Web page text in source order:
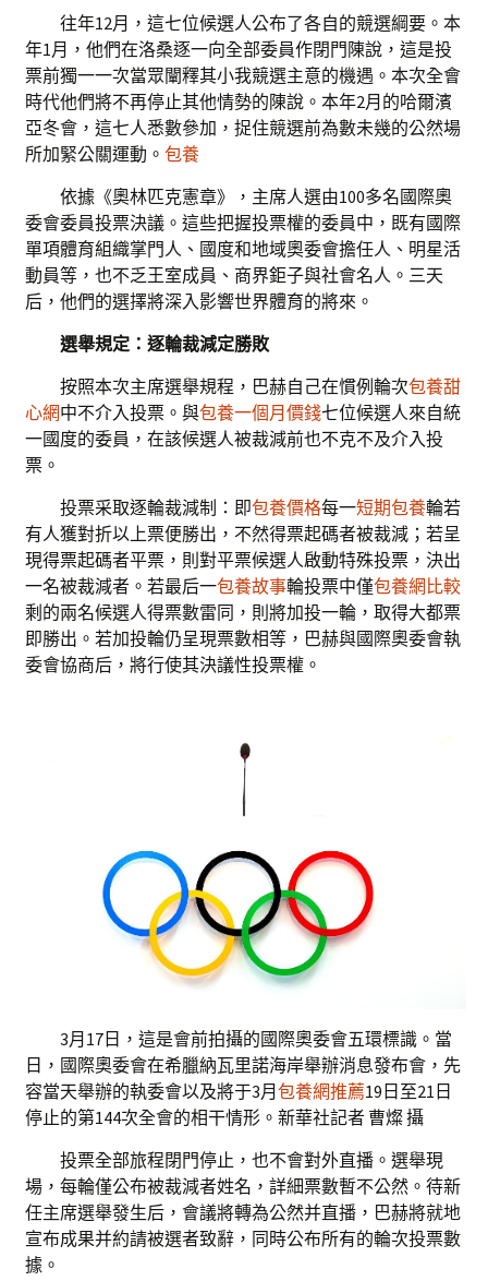
往年12月，這七位候選人公布了各自的競選綱要。本
年1月，他們在洛桑逐一向全部委員作閉門陳說，這是投
票前獨一一次當眾闡釋其小我競選主意的機遇。本次全會
時代他們將不再停止其他情勢的陳說。本年2月的哈爾濱
亞冬會，這七人悉數參加，捉住競選前為數未幾的公然場
所加緊公關運動。 包養
依據《奧林匹克憲章》，主席人選由100多名國際奧
委會委員投票決議。這些把握投票權的委員中，既有國際
單項體育組織掌門人、國度和地域奧委會擔任人、明星活
動員等，也不乏王室成員、商界鉅子與社會名人。三天
后，他們的選擇將深入影響世界體育的將來。
選舉規定：逐輪裁減定勝敗
按照本次主席選舉規程，巴赫自己在慣例輪次包養甜
心網中不介入投票。與包養一個月價錢七位候選人來自統
一國度的委員，在該候選人被裁減前也不克不及介入投
票。
投票采取逐輪裁減制：即包養價格每一短期包養輪若
有人獲對折以上票便勝出，不然得票起碼者被裁減；若呈
現得票起碼者平票，則對平票候選人啟動特殊投票，決出
一名被裁減者。若最后一包養故事輪投票中僅包養網比較
剩的兩名候選人得票數雷同，則將加投一輪，取得大都票
即勝出。若加投輪仍呈現票數相等，巴赫與國際奧委會執
委會協商后，將行使其決議性投票權。
3月17日，這是會前拍攝的國際奧委會五環標識。當
日，國際奧委會在希臘納瓦里諾海岸舉辦消息發布會，先
容當天舉辦的執委會以及將于3月 包養網推薦19日至21日
停止的第144次全會的相干情形。新華社記者 曹燦 攝
投票全部旅程閉門停止，也不會對外直播。選舉現
場，每輪僅公布被裁減者姓名，詳細票數暫不公然。待新
任主席選舉發生后，會議將轉為公然并直播，巴赫將就地
宣布成果并約請被選者致辭，同時公布所有的輪次投票數
據。